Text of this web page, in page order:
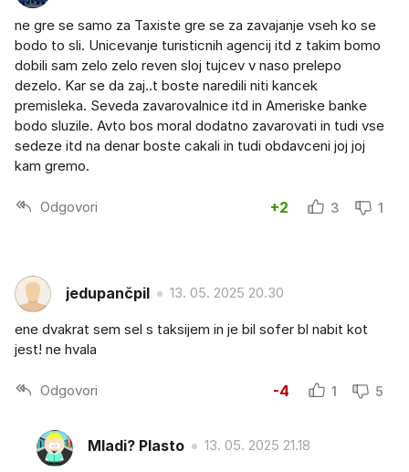
ne gre se samo za Taxiste gre se za zavajanje vseh ko se
bodo to sli. Unicevanje turisticnih agencij itd z takim bomo
dobili sam zelo zelo reven sloj tujcev v naso prelepo
dezelo. Kar se da zaj..t boste naredili niti kancek
premisleka. Seveda zavarovalnice itd in Ameriske banke
bodo sluzile. Avto bos moral dodatno zavarovati in tudi vse
sedeze itd na denar boste cakali in tudi obdavceni joj joj
kam gremo.
Odgovori +2 3 1
jedupančpil 13. 05. 2025 20.30
ene dvakrat sem sel s taksijem in je bil sofer bl nabit kot
jest! ne hvala
Odgovori -4 1 5
Mladi? Plasto 13. 05. 2025 21.18